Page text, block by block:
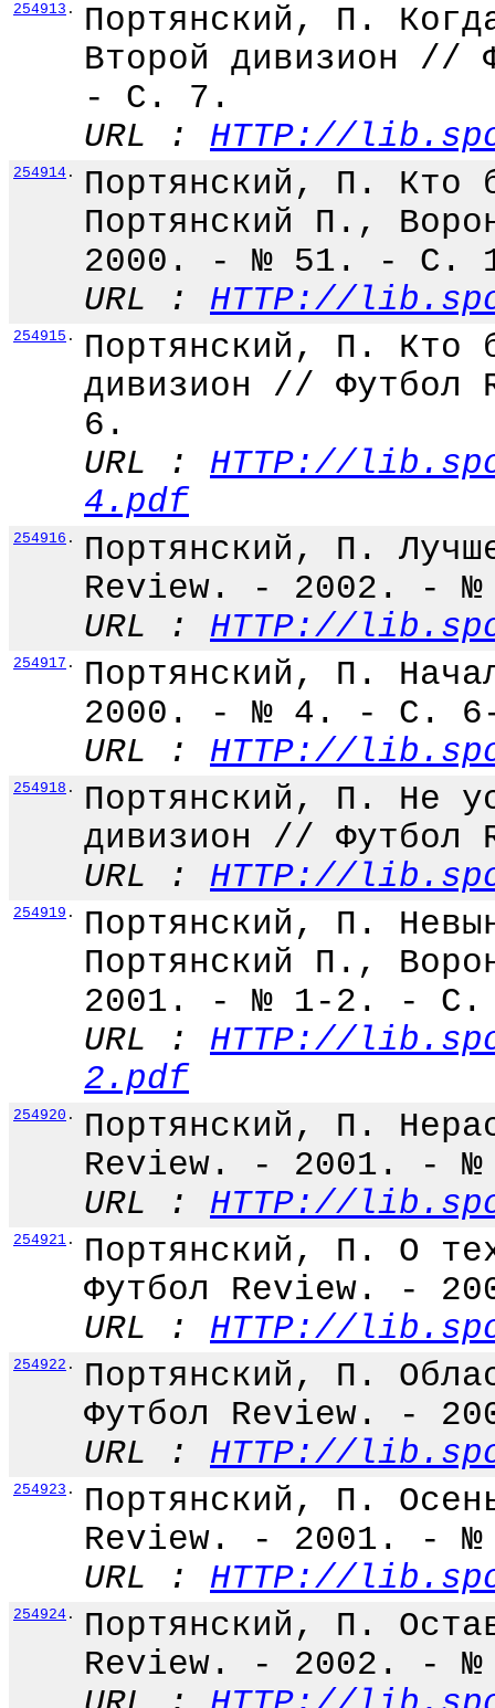
254913 .
Портянский, П.
Второй дивизион
- С. 7.
URL : HTTP://
254914 .
Портянский, П. Кто
Портянский П.,
2000. - № 51. - С.
URL : HTTP://
254915 .
Портянский, П. Кто
дивизион //
6.
URL : HTTP://
4.pdf
254916 .
Портянский, П.
Review. - 2002. -
URL : HTTP://
254917 .
Портянский, П.
2000. - № 4. - С.
URL : HTTP://
254918 .
Портянский, П. Не
дивизион //
URL : HTTP://
254919 .
Портянский, П.
Портянский П.,
2001. - № 1-2. - С.
URL : HTTP://
2.pdf
254920 .
Портянский, П.
Review. - 2001. -
URL : HTTP://
254921 .
Портянский, П. О
Футбол Review. -
URL : HTTP://
254922 .
Портянский, П.
Футбол Review. -
URL : HTTP://
254923 .
Портянский, П.
Review. - 2001. -
URL : HTTP://
254924 .
Портянский, П.
Review. - 2002. -